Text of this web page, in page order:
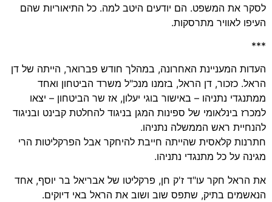
לסקר את המשפט. הם יודעים היטב למה. כל התיאוריות שהם
העיפו לאוויר מתרסקות.
***
העדות המעניינת האחרונה, במהלך חודש פברואר, הייתה של דן
הראל. כזכור, דן הראל, בזמנו מנכ"ל משרד הביטחון ואחד
ממתנגדי נתניהו – באישור בוגי יעלון, אז שר הביטחון – יצאו
למכרז בינלאומי של ספינות המגן בניגוד להחלטת קבינט ובניגוד
להנחיית ראש הממשלה נתניהו.
חתרנות קלאסית שהייתה חייבת להיחקר אבל הפרקליטות הרי
מגינה על כל מתנגדי נתניהו.
את הראל חקר עו"ד ז'ק חן, פרקליטו של אבריאל בר יוסף, אחד
הנאשמים בתיק, שתפס שוב ושוב את הראל באי דיוקים.